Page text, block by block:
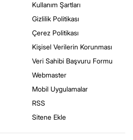
Kullanım Şartları
Gizlilik Politikası
Çerez Politikası
Kişisel Verilerin Korunması
Veri Sahibi Başvuru Formu
Webmaster
Mobil Uygulamalar
RSS
Sitene Ekle